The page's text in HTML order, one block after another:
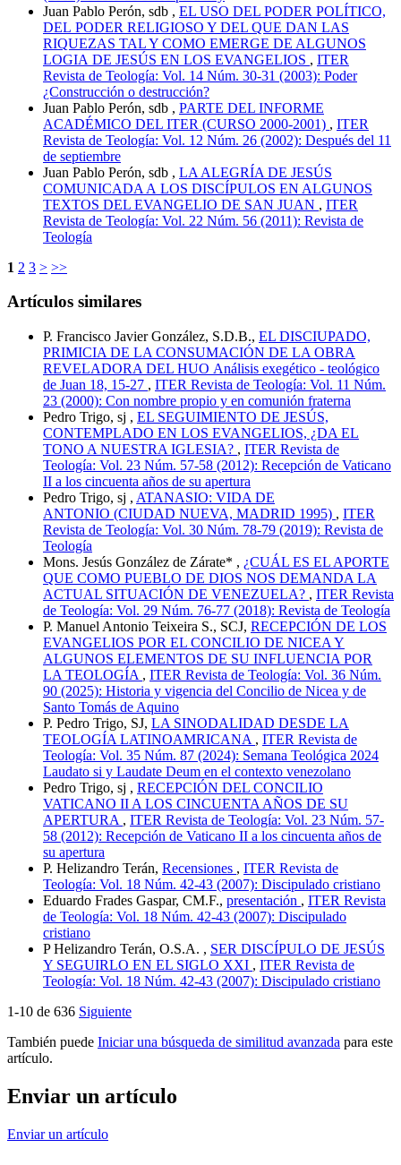
Juan Pablo Perón, sdb , EL USO DEL PODER POLÍTICO,
DEL PODER RELIGIOSO Y DEL QUE DAN LAS
RIQUEZAS TAL Y COMO EMERGE DE ALGUNOS
LOGIA DE JESÚS EN LOS EVANGELIOS , ITER
Revista de Teología: Vol. 14 Núm. 30-31 (2003): Poder
¿Construcción o destrucción?
Juan Pablo Perón, sdb , PARTE DEL INFORME
ACADÉMICO DEL ITER (CURSO 2000-2001) , ITER
Revista de Teología: Vol. 12 Núm. 26 (2002): Después del 11
de septiembre
Juan Pablo Perón, sdb , LA ALEGRÍA DE JESÚS
COMUNICADA A LOS DISCÍPULOS EN ALGUNOS
TEXTOS DEL EVANGELIO DE SAN JUAN , ITER
Revista de Teología: Vol. 22 Núm. 56 (2011): Revista de
Teología
1 2 3 > >>
Artículos similares
P. Francisco Javier González, S.D.B., EL DISCIUPADO,
PRIMICIA DE LA CONSUMACIÓN DE LA OBRA
REVELADORA DEL HUO Análisis exegético - teológico
de Juan 18, 15-27 , ITER Revista de Teología: Vol. 11 Núm.
23 (2000): Con nombre propio y en comunión fraterna
Pedro Trigo, sj , EL SEGUIMIENTO DE JESÚS,
CONTEMPLADO EN LOS EVANGELIOS, ¿DA EL
TONO A NUESTRA IGLESIA? , ITER Revista de
Teología: Vol. 23 Núm. 57-58 (2012): Recepción de Vaticano
II a los cincuenta años de su apertura
Pedro Trigo, sj , ATANASIO: VIDA DE
ANTONIO (CIUDAD NUEVA, MADRID 1995) , ITER
Revista de Teología: Vol. 30 Núm. 78-79 (2019): Revista de
Teología
Mons. Jesús González de Zárate* , ¿CUÁL ES EL APORTE
QUE COMO PUEBLO DE DIOS NOS DEMANDA LA
ACTUAL SITUACIÓN DE VENEZUELA? , ITER Revista
de Teología: Vol. 29 Núm. 76-77 (2018): Revista de Teología
P. Manuel Antonio Teixeira S., SCJ, RECEPCIÓN DE LOS
EVANGELIOS POR EL CONCILIO DE NICEA Y
ALGUNOS ELEMENTOS DE SU INFLUENCIA POR
LA TEOLOGÍA , ITER Revista de Teología: Vol. 36 Núm.
90 (2025): Historia y vigencia del Concilio de Nicea y de
Santo Tomás de Aquino
P. Pedro Trigo, SJ, LA SINODALIDAD DESDE LA
TEOLOGÍA LATINOAMRICANA , ITER Revista de
Teología: Vol. 35 Núm. 87 (2024): Semana Teológica 2024
Laudato si y Laudate Deum en el contexto venezolano
Pedro Trigo, sj , RECEPCIÓN DEL CONCILIO
VATICANO II A LOS CINCUENTA AÑOS DE SU
APERTURA , ITER Revista de Teología: Vol. 23 Núm. 57-
58 (2012): Recepción de Vaticano II a los cincuenta años de
su apertura
P. Helizandro Terán, Recensiones , ITER Revista de
Teología: Vol. 18 Núm. 42-43 (2007): Discipulado cristiano
Eduardo Frades Gaspar, CM.F., presentación , ITER Revista
de Teología: Vol. 18 Núm. 42-43 (2007): Discipulado
cristiano
P Helizandro Terán, O.S.A. , SER DISCÍPULO DE JESÚS
Y SEGUIRLO EN EL SIGLO XXI , ITER Revista de
Teología: Vol. 18 Núm. 42-43 (2007): Discipulado cristiano
1-10 de 636 Siguiente
También puede Iniciar una búsqueda de similitud avanzada para este
artículo.
Enviar un artículo
Enviar un artículo